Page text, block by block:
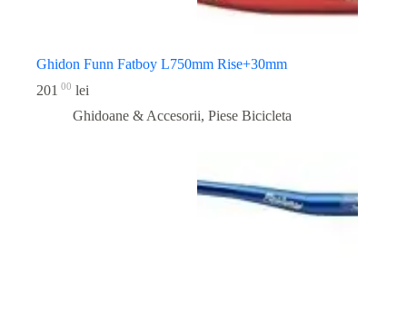
Ghidon Funn Fatboy L750mm Rise+30mm
201 00 lei
Ghidoane & Accesorii, Piese Bicicleta